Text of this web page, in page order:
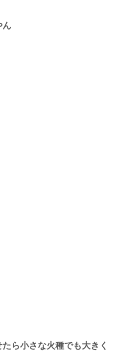
ん
ら小さな火種でも大きく